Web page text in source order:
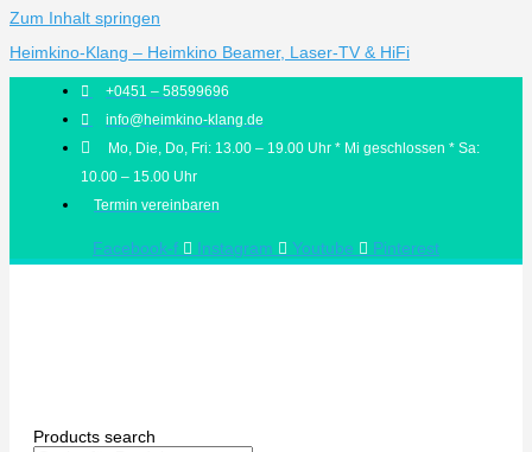
Zum Inhalt springen
Heimkino-Klang – Heimkino Beamer, Laser-TV & HiFi
+0451 – 58599696
info@heimkino-klang.de
Mo, Die, Do, Fri: 13.00 – 19.00 Uhr * Mi geschlossen * Sa:
10.00 – 15.00 Uhr
Termin vereinbaren
Facebook-f Instagram Youtube Pinterest
Products search